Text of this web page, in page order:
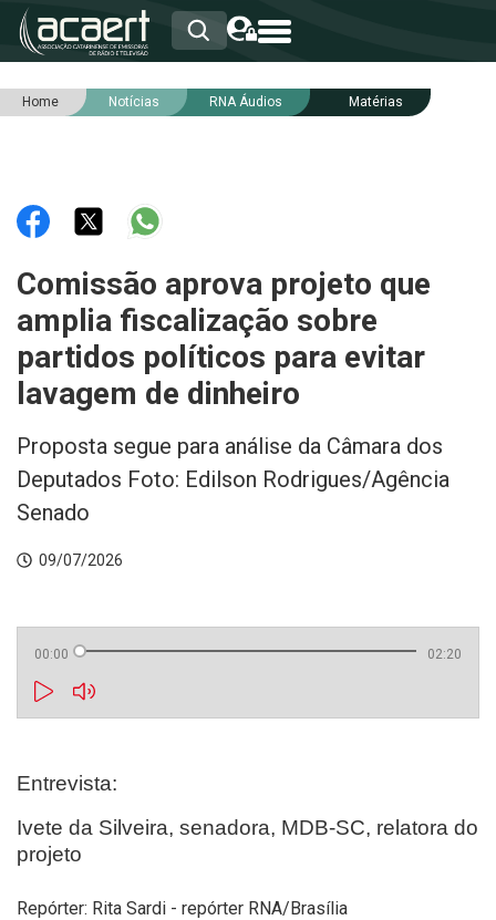
HOME
RNA
NOTÍCIAS
SERVIÇOS
INTEGRIDADE
Home Notícias RNA Áudios Matérias
Comissão aprova projeto que
amplia fiscalização sobre
partidos políticos para evitar
lavagem de dinheiro
Proposta segue para análise da Câmara dos
Deputados Foto: Edilson Rodrigues/Agência
Senado
09/07/2026
00:00 02:20
Entrevista:
Ivete da Silveira, senadora, MDB-SC, relatora do
projeto
Repórter: Rita Sardi - repórter RNA/Brasília